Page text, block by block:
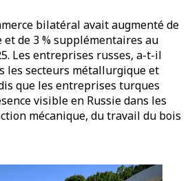
bilatéral avait augmenté de
et de 3 % supplémentaires au
Les entreprises russes, a-t-il
les secteurs métallurgique et
que les entreprises turques
visible en Russie dans les
mécanique, du travail du bois